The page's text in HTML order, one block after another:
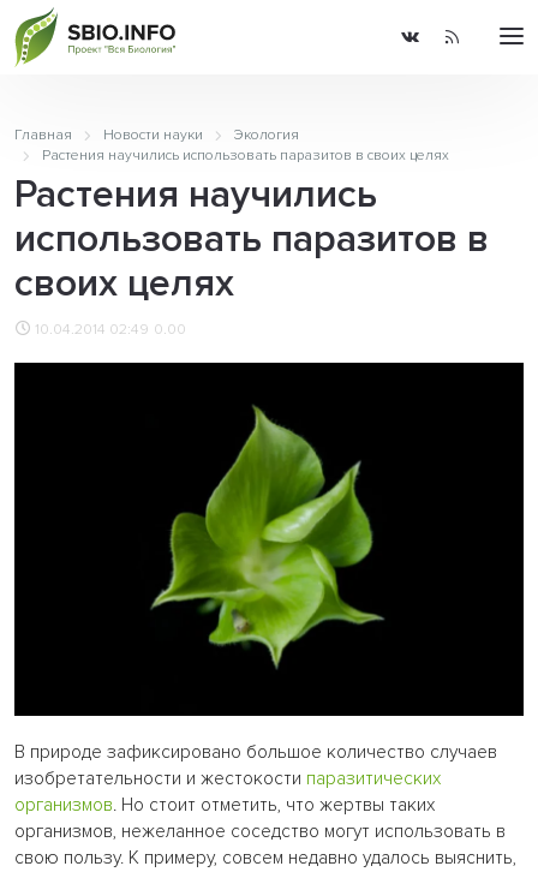
Главная Новости науки
Экология
Растения научились использовать паразитов в своих целях
Растения научились
использовать паразитов в
своих целях
10.04.2014 02:49 0.00
В природе зафиксировано большое количество случаев
изобретательности и жестокости паразитических
организмов. Но стоит отметить, что жертвы таких
организмов, нежеланное соседство могут использовать в
свою пользу. К примеру, совсем недавно удалось выяснить,